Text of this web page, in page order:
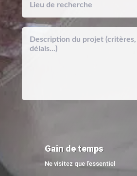
Gain de temps
Ne visitez que l’essentiel